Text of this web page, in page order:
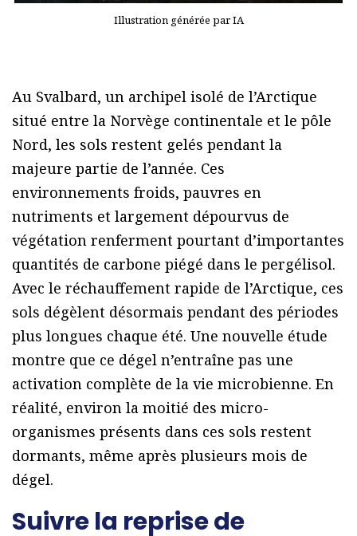
Illustration générée par IA
Au Svalbard, un archipel isolé de l’Arctique
situé entre la Norvège continentale et le pôle
Nord, les sols restent gelés pendant la
majeure partie de l’année. Ces
environnements froids, pauvres en
nutriments et largement dépourvus de
végétation renferment pourtant d’importantes
quantités de carbone piégé dans le pergélisol.
Avec le réchauffement rapide de l’Arctique, ces
sols dégèlent désormais pendant des périodes
plus longues chaque été. Une nouvelle étude
montre que ce dégel n’entraîne pas une
activation complète de la vie microbienne. En
réalité, environ la moitié des micro-
organismes présents dans ces sols restent
dormants, même après plusieurs mois de
dégel.
Suivre la reprise de